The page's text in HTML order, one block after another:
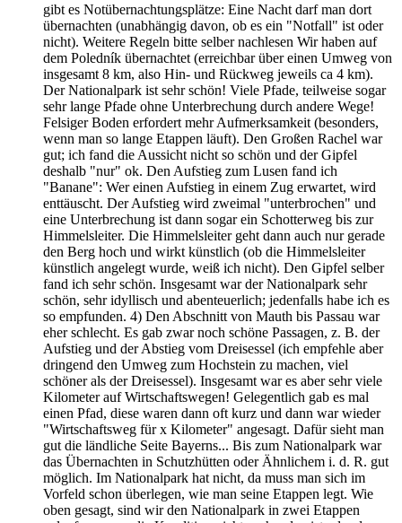
gibt es Notübernachtungsplätze: Eine Nacht darf man dort
übernachten (unabhängig davon, ob es ein "Notfall" ist oder
nicht). Weitere Regeln bitte selber nachlesen Wir haben auf
dem Poledník übernachtet (erreichbar über einen Umweg von
insgesamt 8 km, also Hin- und Rückweg jeweils ca 4 km).
Der Nationalpark ist sehr schön! Viele Pfade, teilweise sogar
sehr lange Pfade ohne Unterbrechung durch andere Wege!
Felsiger Boden erfordert mehr Aufmerksamkeit (besonders,
wenn man so lange Etappen läuft). Den Großen Rachel war
gut; ich fand die Aussicht nicht so schön und der Gipfel
deshalb "nur" ok. Den Aufstieg zum Lusen fand ich
"Banane": Wer einen Aufstieg in einem Zug erwartet, wird
enttäuscht. Der Aufstieg wird zweimal "unterbrochen" und
eine Unterbrechung ist dann sogar ein Schotterweg bis zur
Himmelsleiter. Die Himmelsleiter geht dann auch nur gerade
den Berg hoch und wirkt künstlich (ob die Himmelsleiter
künstlich angelegt wurde, weiß ich nicht). Den Gipfel selber
fand ich sehr schön. Insgesamt war der Nationalpark sehr
schön, sehr idyllisch und abenteuerlich; jedenfalls habe ich es
so empfunden. 4) Den Abschnitt von Mauth bis Passau war
eher schlecht. Es gab zwar noch schöne Passagen, z. B. der
Aufstieg und der Abstieg vom Dreisessel (ich empfehle aber
dringend den Umweg zum Hochstein zu machen, viel
schöner als der Dreisessel). Insgesamt war es aber sehr viele
Kilometer auf Wirtschaftswegen! Gelegentlich gab es mal
einen Pfad, diese waren dann oft kurz und dann war wieder
"Wirtschaftsweg für x Kilometer" angesagt. Dafür sieht man
gut die ländliche Seite Bayerns... Bis zum Nationalpark war
das Übernachten in Schutzhütten oder Ähnlichem i. d. R. gut
möglich. Im Nationalpark hat nicht, da muss man sich im
Vorfeld schon überlegen, wie man seine Etappen legt. Wie
oben gesagt, sind wir den Nationalpark in zwei Etappen